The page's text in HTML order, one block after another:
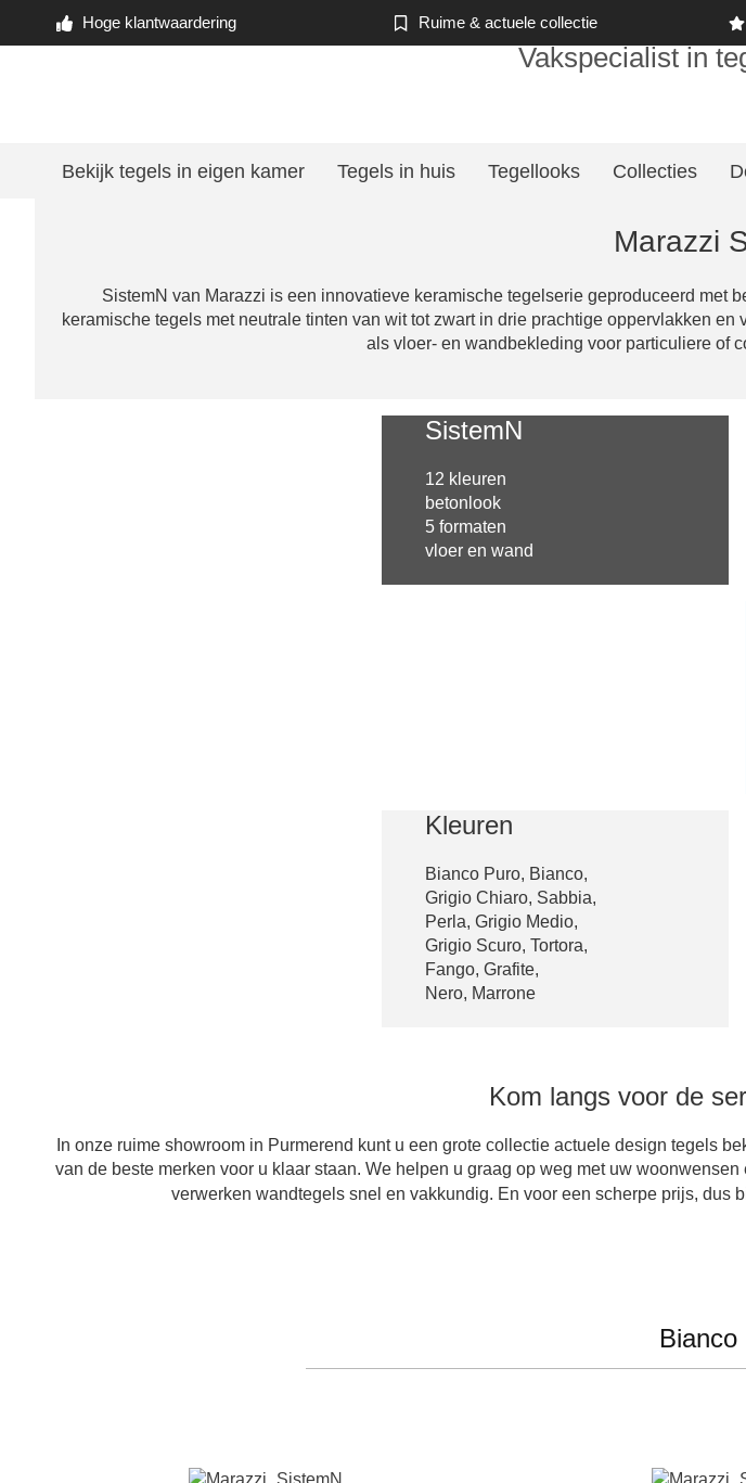
Hoge klantwaardering Ruime & actuele collectie
Vakspecialist in
Bekijk tegels in eigen kamer Tegels in huis Tegellooks Collecties
Marazzi
SistemN van Marazzi is een innovatieve keramische tegelserie geproduceerd
keramische tegels met neutrale tinten van wit tot zwart in drie prachtige oppervlakken
als vloer- en wandbekleding voor particuliere of
SistemN
12 kleuren
betonlook
5 formaten
vloer en wand
Kleuren
Bianco Puro, Bianco,
Grigio Chiaro, Sabbia,
Perla, Grigio Medio,
Grigio Scuro, Tortora,
Fango, Grafite,
Nero, Marrone
Kom langs voor de
In onze ruime showroom in Purmerend kunt u een grote collectie actuele design tegels
van de beste merken voor u klaar staan. We helpen u graag op weg met uw
verwerken wandtegels snel en vakkundig. En voor een scherpe prijs, dus
Bianco